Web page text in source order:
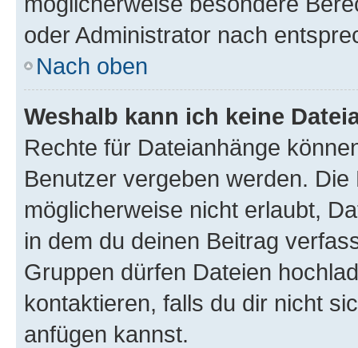
oder Administrator nach
Nach oben
Weshalb kann ich keine
Rechte für Dateianhänge
Benutzer vergeben werden.
möglicherweise nicht erlaubt,
in dem du deinen Beitrag
Gruppen dürfen Dateien
kontaktieren, falls du dir nicht
anfügen kannst.